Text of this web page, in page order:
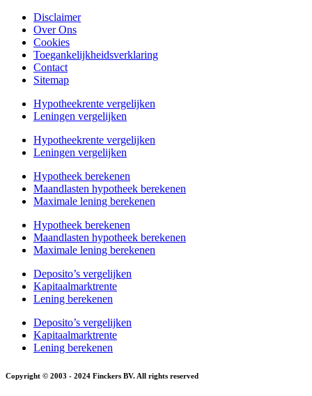
Disclaimer
Over Ons
Cookies
Toegankelijkheidsverklaring
Contact
Sitemap
Hypotheekrente vergelijken
Leningen vergelijken
Hypotheekrente vergelijken
Leningen vergelijken
Hypotheek berekenen
Maandlasten hypotheek berekenen
Maximale lening berekenen
Hypotheek berekenen
Maandlasten hypotheek berekenen
Maximale lening berekenen
Deposito’s vergelijken
Kapitaalmarktrente
Lening berekenen
Deposito’s vergelijken
Kapitaalmarktrente
Lening berekenen
Copyright © 2003 - 2024 Finckers BV. All rights reserved